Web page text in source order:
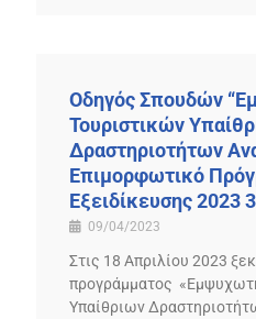
Οδηγός Σπουδών
Τουριστικών
Δραστηριοτήτων
Επιμορφωτικό
Εξειδίκευσης 2023
09/04/2023
Στις 18 Απριλίου 2023
προγράμματος
Υπαίθριων